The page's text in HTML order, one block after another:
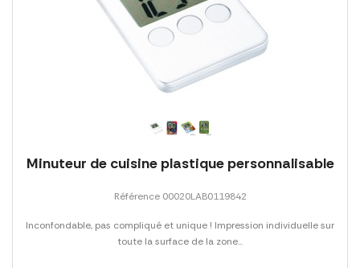
Minuteur de cuisine plastique personnalisable
Référence 00020LAB0119842
Inconfondable, pas compliqué et unique ! Impression individuelle sur
toute la surface de la zone...